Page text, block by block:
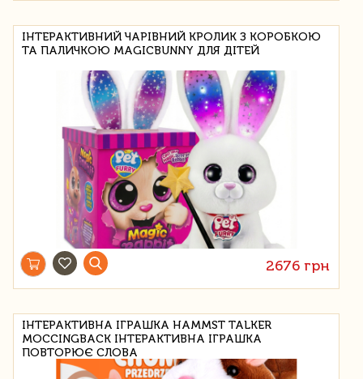
ІНТЕРАКТИВНИЙ ЧАРІВНИЙ КРОЛИК З КОРОБКОЮ
ТА ПАЛИЧКОЮ MAGICBUNNY ДЛЯ ДІТЕЙ
2676 грн
ІНТЕРАКТИВНА ІГРАШКА HAMMST TALKER
MOCCINGBACK ІНТЕРАКТИВНА ІГРАШКА
ПОВТОРЮЄ СЛОВА